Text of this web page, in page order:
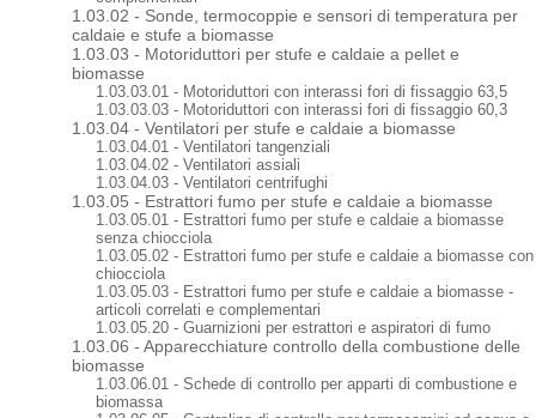
1.03.02 - Sonde, termocoppie e sensori di temperatura per
caldaie e stufe a biomasse
1.03.03 - Motoriduttori per stufe e caldaie a pellet e
biomasse
1.03.03.01 - Motoriduttori con interassi fori di fissaggio 63,5
1.03.03.03 - Motoriduttori con interassi fori di fissaggio 60,3
1.03.04 - Ventilatori per stufe e caldaie a biomasse
1.03.04.01 - Ventilatori tangenziali
1.03.04.02 - Ventilatori assiali
1.03.04.03 - Ventilatori centrifughi
1.03.05 - Estrattori fumo per stufe e caldaie a biomasse
1.03.05.01 - Estrattori fumo per stufe e caldaie a biomasse
senza chiocciola
1.03.05.02 - Estrattori fumo per stufe e caldaie a biomasse con
chiocciola
1.03.05.03 - Estrattori fumo per stufe e caldaie a biomasse -
articoli correlati e complementari
1.03.05.20 - Guarnizioni per estrattori e aspiratori di fumo
1.03.06 - Apparecchiature controllo della combustione delle
biomasse
1.03.06.01 - Schede di controllo per apparti di combustione e
biomassa